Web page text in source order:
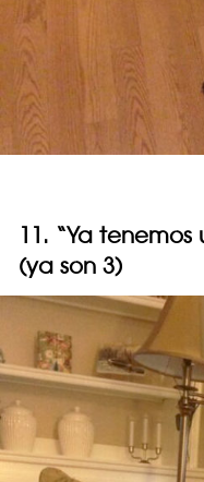
11. “Ya
(ya son 3)